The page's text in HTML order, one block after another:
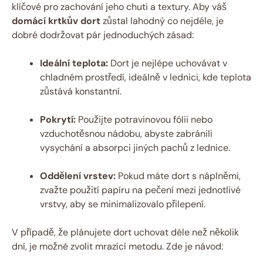
klíčové pro zachování jeho chuti a textury. Aby váš
domácí krtkův dortzůstal lahodný co nejdéle, je
dobré dodržovat pár jednoduchých zásad:
Ideální teplota: Dort je nejlépe uchovávat v
chladném prostředí, ideálně v lednici, kde teplota
zůstává konstantní.
Pokrytí: Použijte potravinovou fólii nebo
vzduchotěsnou nádobu, abyste zabránili
vysychání a absorpci jiných pachů z lednice.
Oddělení vrstev: Pokud máte dort s náplněmi,
zvažte použití papíru na pečení mezi jednotlivé
vrstvy, aby se minimalizovalo přilepení.
V případě, že plánujete dort uchovat déle než několik
dní, je možné zvolit mrazící metodu. Zde je návod: